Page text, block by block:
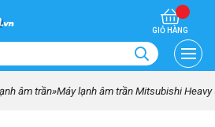
GIỎ HÀNG
âm trần»Máy lạnh âm trần Mitsubishi Heavy